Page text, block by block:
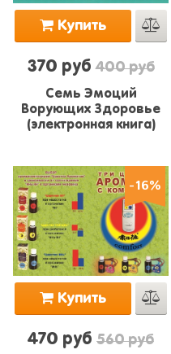
Купить
370 руб400 руб
Семь Эмоций
Ворующих Здоровье
(электронная книга)
-16%
Купить
470 руб 560 руб